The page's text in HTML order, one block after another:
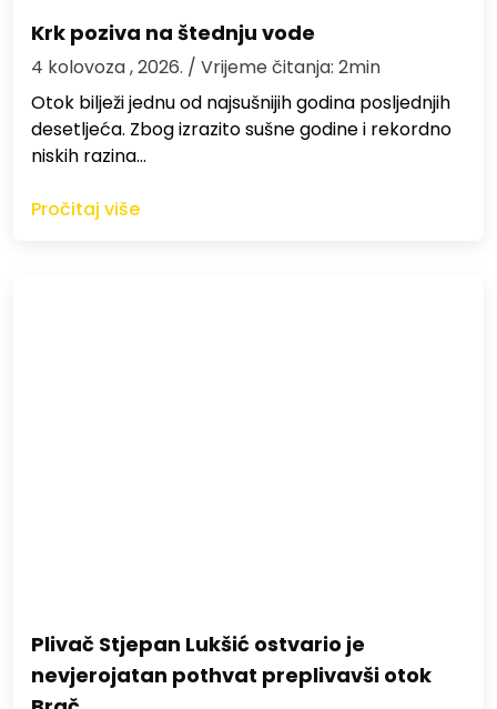
Krk poziva na štednju vode
4 kolovoza , 2026. / Vrijeme čitanja: 2min
Otok bilježi jednu od najsušnijih godina posljednjih
desetljeća. Zbog izrazito sušne godine i rekordno
niskih razina…
Pročitaj više
Plivač Stjepan Lukšić ostvario je
nevjerojatan pothvat preplivavši otok